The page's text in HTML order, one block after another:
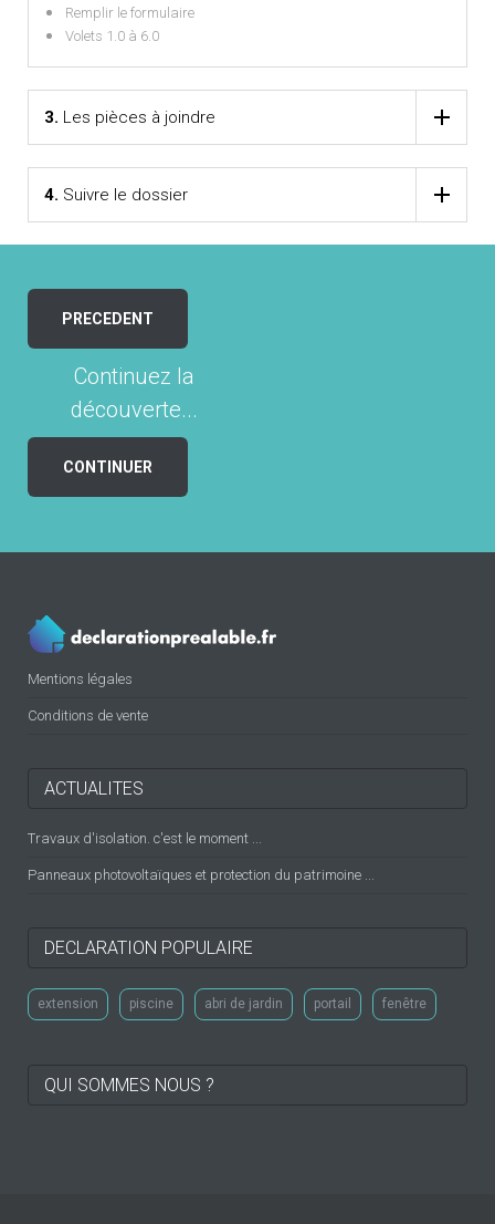
Remplir le formulaire
Volets 1.0 à 6.0
3. Les pièces à joindre
4. Suivre le dossier
PRECEDENT
Continuez la
découverte...
CONTINUER
Mentions légales
Conditions de vente
ACTUALITES
Travaux d'isolation. c'est le moment ...
Panneaux photovoltaïques et protection du patrimoine ...
DECLARATION POPULAIRE
extension piscine abri de jardin portail fenêtre
QUI SOMMES NOUS ?